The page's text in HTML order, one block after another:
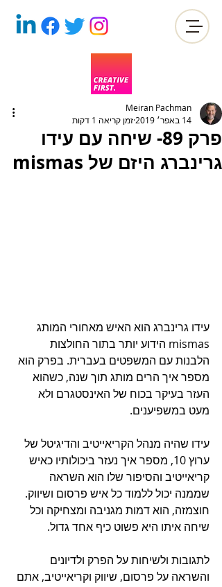
פרק 89- שיחה עם עידו
גרינברג היזם של mismas
Meiran Pachman
14 באפר׳ 2019
זמן קריאה 1 דקות
עידו גרינברג הוא האיש מאחורי המותג
mismas הידוע יותר בתור החולצות
הלבנות עם המשפטים בעברית. בפרק הוא
מספר איך הרים מותג תוך שנה, כשהוא
העזר בעיקר בכוח של האינסטגרם ולא
מעט במשפיענים.
עידו שהיה מנהל הקריאייטיב והדיגיטל של
ערוץ 10, מספר איך נעזר ביכולותיו כאיש
קריאייטיב והסיפור שלו הוא השראה
שממנה יכול ללמוד כל איש פרסום ושיווק.
חוצמזה, הוא דמות מגניבה ומצחיקה וכל
שיחה איתו היא פשוט כיף אחד גדול.
לתגובות ולשיחות על הפרק ולדיונים
והשראה על פרסום, שיווק וקריאייטיב, אתם